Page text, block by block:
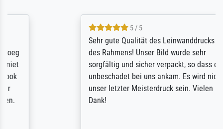
5 / 5
Sehr gute Qualität des Leinwanddrucks und
des Rahmens! Unser Bild wurde sehr
sorgfältig und sicher verpackt, so dass es
unbeschadet bei uns ankam. Es wird nicht
unser letzter Meisterdruck sein. Vielen